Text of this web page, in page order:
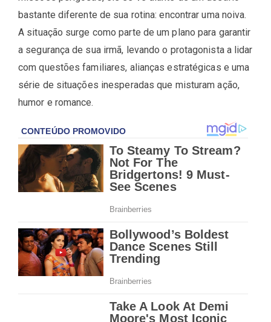
bastante diferente de sua rotina: encontrar uma noiva.
A situação surge como parte de um plano para garantir
a segurança de sua irmã, levando o protagonista a lidar
com questões familiares, alianças estratégicas e uma
série de situações inesperadas que misturam ação,
humor e romance.